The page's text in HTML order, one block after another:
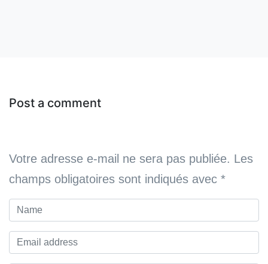
Post a comment
Votre adresse e-mail ne sera pas publiée. Les
champs obligatoires sont indiqués avec *